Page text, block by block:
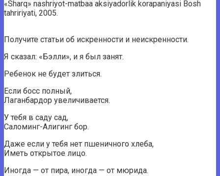
«Sharq» nashriyot-matbaa aksiyadorlik korapaniyasi Bosh
tahririyati, 2005.
Получите статьи об искренности и неискренности.
Я сказал: «Бэлли», и я был занят.
Ребенок не будет злиться.
Если босс полный,
Лаганбардор увеличивается.
У тебя в саду сад,
Саломинг-Алигинг бор.
Даже если у тебя нет пшеничного хлеба,
Иметь открытое лицо.
Иногда — от пира, иногда — от мюрида.